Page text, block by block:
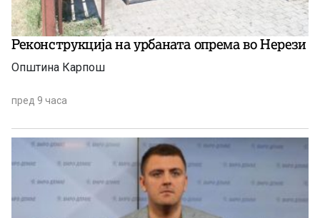
Реконструкција на урбаната опрема во Нерези
Општина Карпош
пред 9 часа